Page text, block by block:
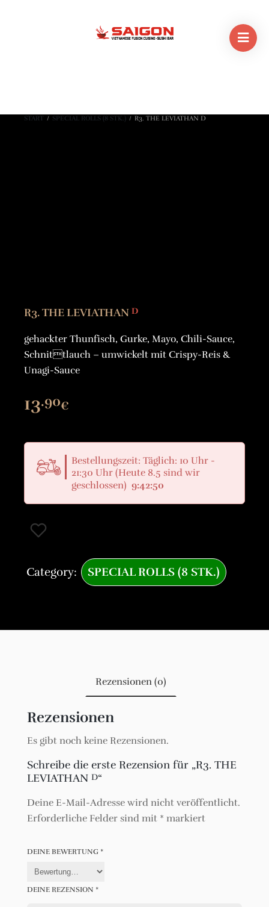
START / SPECIAL ROLLS (8 STK.) / R3. THE LEVIATHAN D
R3. THE LEVIATHAN D
gehackter Thunfisch, Gurke, Mayo, Chili-Sauce,
Schnittlauch – umwickelt mit Crispy-Reis &
Unagi-Sauce
13.90€
Bestellungszeit: Täglich: 10 Uhr -
21:30 Uhr (Heute 8.5 sind wir
geschlossen) 9:42:50
Category: SPECIAL ROLLS (8 STK.)
Rezensionen (0)
Rezensionen
Es gibt noch keine Rezensionen.
Schreibe die erste Rezension für „R3. THE
LEVIATHAN D“
Deine E-Mail-Adresse wird nicht veröffentlicht.
Erforderliche Felder sind mit * markiert
DEINE BEWERTUNG *
DEINE REZENSION *